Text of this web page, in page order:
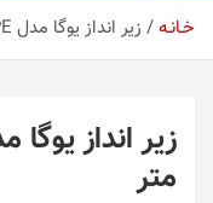
خـانـه زیر انداز یوگا مدل TPE ضخامت 6 میلی متر
متر